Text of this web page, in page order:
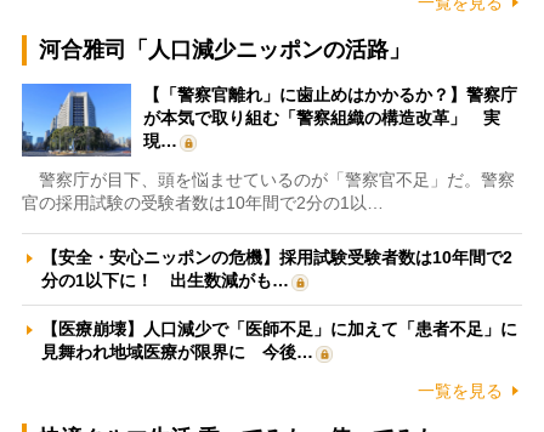
河合雅司「人口減少ニッポンの活路」
【「警察官離れ」に歯止めはかかるか？】警察庁
が本気で取り組む「警察組織の構造改革」 実
現…
警察庁が目下、頭を悩ませているのが「警察官不足」だ。警察
官の採用試験の受験者数は10年間で2分の1以…
【安全・安心ニッポンの危機】採用試験受験者数は10年間で2
分の1以下に！ 出生数減がも…
【医療崩壊】人口減少で「医師不足」に加えて「患者不足」に
見舞われ地域医療が限界に 今後…
一覧を見る